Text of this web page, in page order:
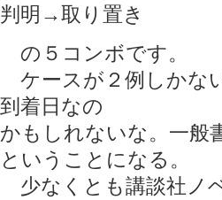
判明→取り置き
の５コンボです。
ケースが２例しかな
到着日なの
かもしれないな。一般
ということになる。
少なくとも講談社ノ